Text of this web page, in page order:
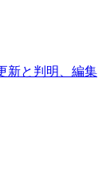
新と判明、編集